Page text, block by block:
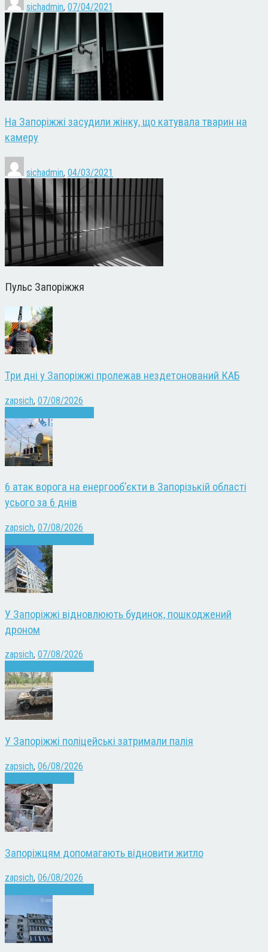
sichadmin, 07/04/2021
На Запоріжжі засудили жінку, що катувала тварин на
камеру
sichadmin, 04/03/2021
Пульс Запоріжжя
Три дні у Запоріжжі пролежав нездетонований КАБ
zapsich, 07/08/2026
6 атак ворога на енергооб’єкти в Запорізькій області
усього за 6 днів
zapsich, 07/08/2026
У Запоріжжі відновлюють будинок, пошкоджений
дроном
zapsich, 07/08/2026
У Запоріжжі поліцейські затримали палія
zapsich, 06/08/2026
Запоріжцям допомагають відновити житло
zapsich, 06/08/2026